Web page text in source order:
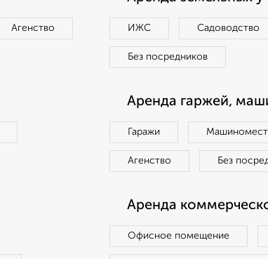
Агенство ИЖС Садоводство
Без посредников
Аренда гаржей,
Гаражи
Агенство Без
Аренда
Офисное помещение